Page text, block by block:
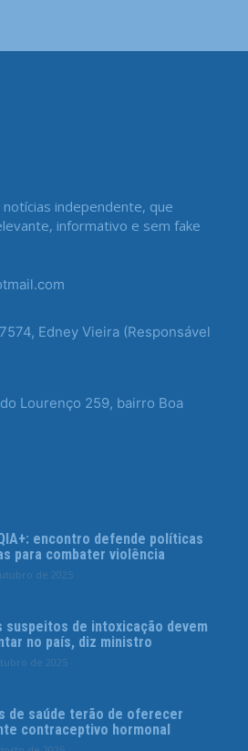
independente, que
informativo e sem fake
Edney Vieira (Responsável
Lourenço 259, bairro Boa
encontro defende políticas
para combater violência
de 2025
suspeitos de intoxicação devem
no país, diz ministro
de 2025
de saúde terão de oferecer
contraceptivo hormonal